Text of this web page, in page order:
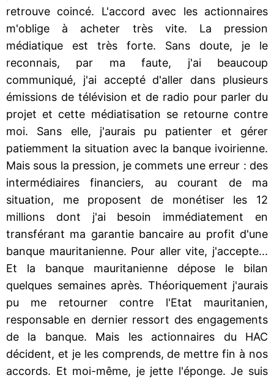
retrouve coincé. L'accord avec les actionnaires
m'oblige à acheter très vite. La pression
médiatique est très forte. Sans doute, je le
reconnais, par ma faute, j'ai beaucoup
communiqué, j'ai accepté d'aller dans plusieurs
émissions de télévision et de radio pour parler du
projet et cette médiatisation se retourne contre
moi. Sans elle, j'aurais pu patienter et gérer
patiemment la situation avec la banque ivoirienne.
Mais sous la pression, je commets une erreur : des
intermédiaires financiers, au courant de ma
situation, me proposent de monétiser les 12
millions dont j'ai besoin immédiatement en
transférant ma garantie bancaire au profit d'une
banque mauritanienne. Pour aller vite, j'accepte...
Et la banque mauritanienne dépose le bilan
quelques semaines après. Théoriquement j'aurais
pu me retourner contre l'Etat mauritanien,
responsable en dernier ressort des engagements
de la banque. Mais les actionnaires du HAC
décident, et je les comprends, de mettre fin à nos
accords. Et moi-même, je jette l'éponge. Je suis